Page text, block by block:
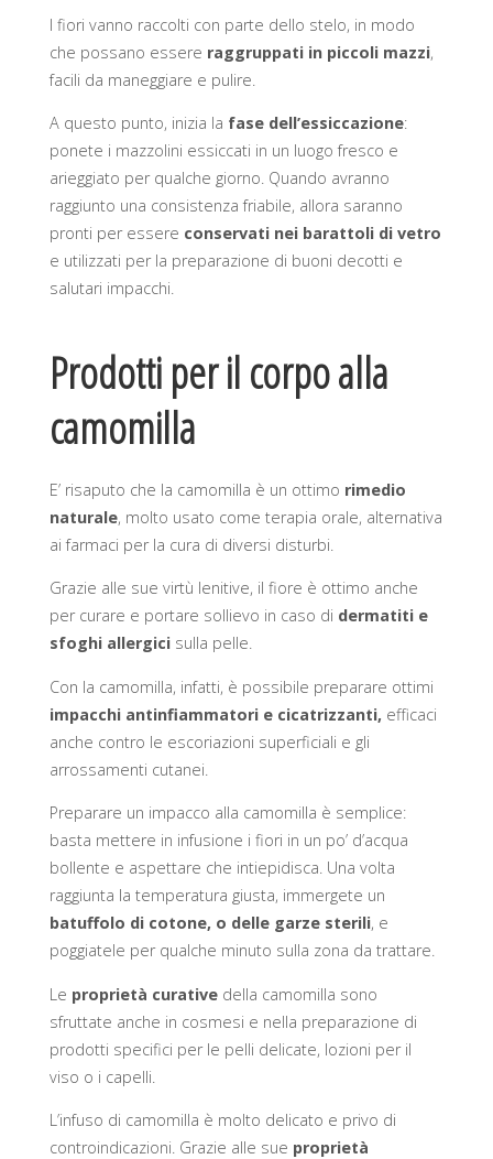
I fiori vanno raccolti con parte dello stelo, in modo
che possano essere raggruppati in piccoli mazzi,
facili da maneggiare e pulire.
A questo punto, inizia la fase dell’essiccazione:
ponete i mazzolini essiccati in un luogo fresco e
arieggiato per qualche giorno. Quando avranno
raggiunto una consistenza friabile, allora saranno
pronti per essere conservati nei barattoli di vetro
e utilizzati per la preparazione di buoni decotti e
salutari impacchi.
Prodotti per il corpo alla
camomilla
E’ risaputo che la camomilla è un ottimo rimedio
naturale, molto usato come terapia orale, alternativa
ai farmaci per la cura di diversi disturbi.
Grazie alle sue virtù lenitive, il fiore è ottimo anche
per curare e portare sollievo in caso di dermatiti e
sfoghi allergicisulla pelle.
Con la camomilla, infatti, è possibile preparare ottimi
impacchi antinfiammatori e cicatrizzanti, efficaci
anche contro le escoriazioni superficiali e gli
arrossamenti cutanei.
Preparare un impacco alla camomilla è semplice:
basta mettere in infusione i fiori in un po’ d’acqua
bollente e aspettare che intiepidisca. Una volta
raggiunta la temperatura giusta, immergete un
batuffolo di cotone, o delle garze sterili, e
poggiatele per qualche minuto sulla zona da trattare.
Le proprietà curativedella camomilla sono
sfruttate anche in cosmesi e nella preparazione di
prodotti specifici per le pelli delicate, lozioni per il
viso o i capelli.
L’infuso di camomilla è molto delicato e privo di
controindicazioni. Grazie alle sue proprietà